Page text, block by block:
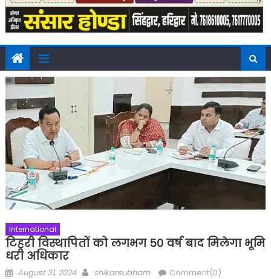
International
टिहरी विस्थापितों को लगभग 50 वर्ष बाद मिलेगा भूमि
धरी अधिकार
Posted
August 31, 2024 Author
shikarsubham Comment(0)